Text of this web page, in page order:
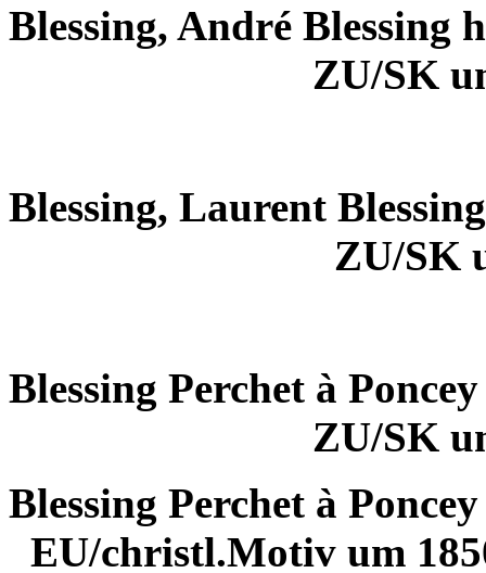
Blessing, André Blessing
ZU/SK
Blessing, Laurent
ZU/SK
Blessing Perchet à Poncey
ZU/SK
Blessing Perchet à Poncey
EU/christl.Motiv um